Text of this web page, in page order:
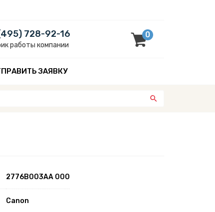
728-92-16
работы компании
0
ЗАЯВКУ
2776B003AA 000
Canon